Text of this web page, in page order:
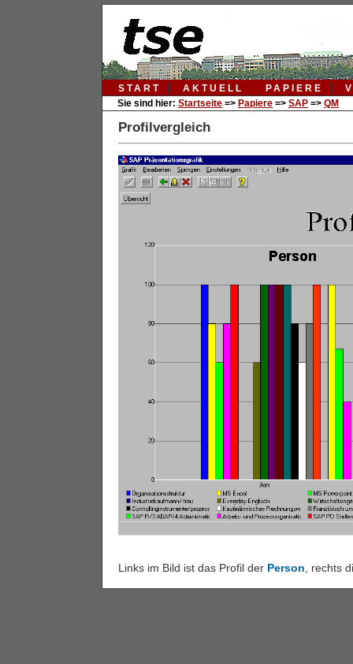
START AKTUELL PAPIERE
Sie sind hier: Startseite => Papiere => SAP => QM
Profilvergleich
Links im Bild ist das Profil der Person, rechts